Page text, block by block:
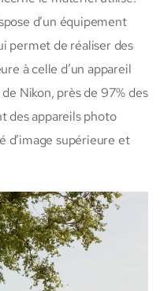
d’un équipement
permet de réaliser des
à celle d’un appareil
Nikon, près de 97% des
des appareils photo
d’image supérieure et